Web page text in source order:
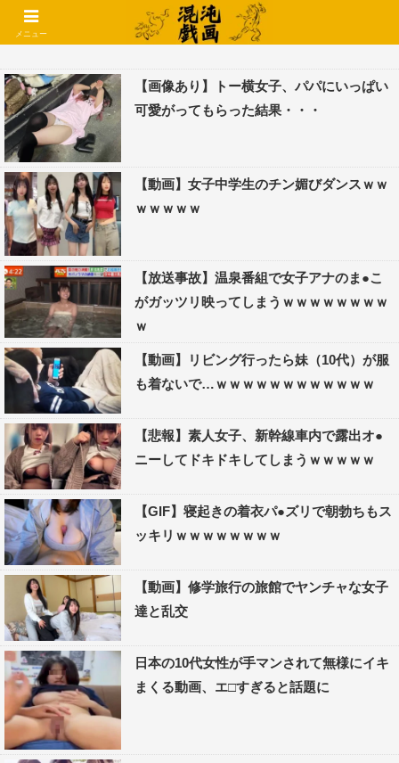
コメントでコテハン使えるようになりました🌱
【画像あり】トー横女子、パパにいっぱい
可愛がってもらった結果・・・
【動画】女子中学生のチン媚びダンスｗｗ
ｗｗｗｗｗ
【放送事故】温泉番組で女子アナのま●こ
がガッツリ映ってしまうｗｗｗｗｗｗｗｗ
ｗ
【動画】リビング行ったら妹（10代）が服
も着ないで…ｗｗｗｗｗｗｗｗｗｗｗｗ
【悲報】素人女子、新幹線車内で露出オ●
ニーしてドキドキしてしまうｗｗｗｗｗ
【GIF】寝起きの着衣パ●ズリで朝勃ちもス
ッキリｗｗｗｗｗｗｗｗ
【動画】修学旅行の旅館でヤンチャな女子
達と乱交
日本の10代女性が手マンされて無様にイキ
まくる動画、エ□すぎると話題に
メニュー